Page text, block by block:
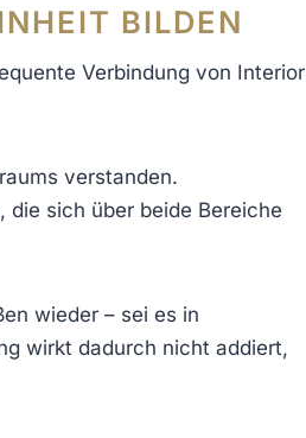
BILDEN
Verbindung von Interior
verstanden.
die sich über beide Bereiche
wieder – sei es in
wirkt dadurch nicht addiert,